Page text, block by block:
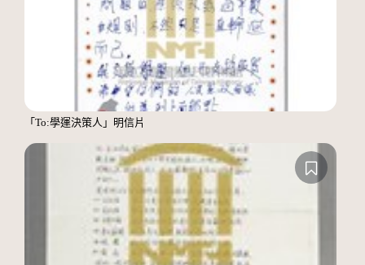
「To:學運決策人」明信片